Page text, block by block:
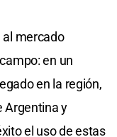
al mercado
en un
en la región,
Argentina y
el uso de estas